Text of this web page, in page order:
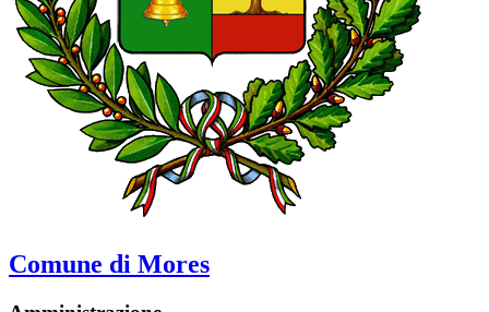
Comune di Mores